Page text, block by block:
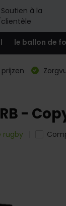
Soutien à la
clientèle
le ballon de
-
rugby